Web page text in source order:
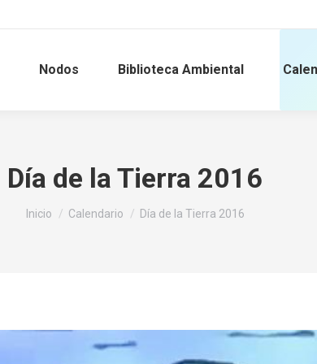
Nodos Biblioteca Ambiental
Día de la Tierra 2016
Estás aquí:
Inicio Calendario Día de la Tierra 2016